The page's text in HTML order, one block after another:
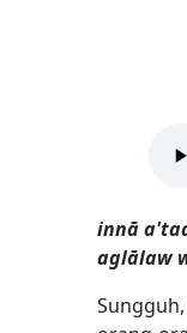
innā
aglālaw